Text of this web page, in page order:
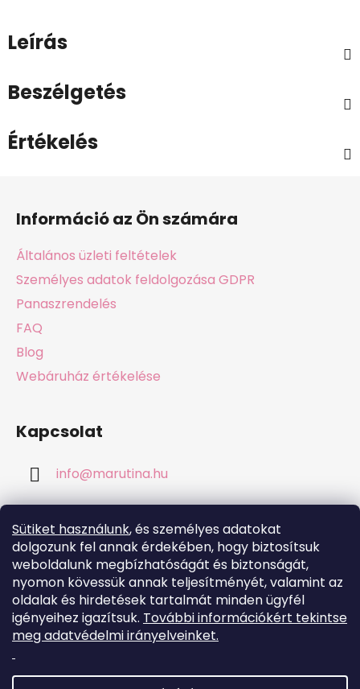
Sütiket használunk, és személyes adatokat
dolgozunk fel annak érdekében, hogy biztosítsuk
weboldalunk megbízhatóságát és biztonságát,
nyomon kövessük annak teljesítményét, valamint az
oldalak és hirdetések tartalmát minden ügyfél
igényeihez igazítsuk. További információkért tekintse
meg adatvédelmi irányelveinket.
Leírás
Beszélgetés
Értékelés
Információ az Ön számára
Általános üzleti feltételek
Személyes adatok feldolgozása GDPR
Panaszrendelés
FAQ
Blog
Webáruház értékelése
Kapcsolat
info@marutina.hu
Online fizetési lehetőséget biztosítunk